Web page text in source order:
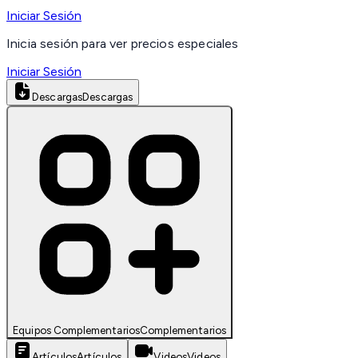
Iniciar Sesión
Inicia sesión para ver precios especiales
Iniciar Sesión
DescargasDescargas
Equipos ComplementariosComplementarios